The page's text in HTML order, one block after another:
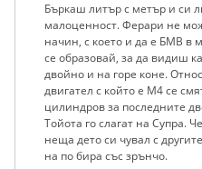
Бъркаш литър с метър и си
малоценност. Ферари не
начин, с което и да е БМВ в
се образовай, за да видиш
двойно и на горе коне.
двигател с който е М4 се
цилиндров за последните
Тойота го слагат на Супра.
неща дето си чувал с
на по бира със зрънчо.